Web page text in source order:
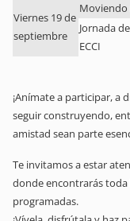
Viernes 19 de
septiembre
Moviendo
Jornada
ECCI
¡Anímate a participar, a
seguir construyendo,
amistad sean parte
Te invitamos a estar
donde encontrarás
programadas.